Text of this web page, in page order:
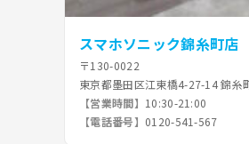
スマホソニック錦糸町店
〒130-0022
東京都墨田区江東橋4-27-14 錦糸
【営業時間】 10:30-21:00
【電話番号】 0120-541-567